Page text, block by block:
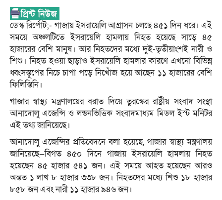
ডেস্ক রির্পোট;- গাজায় ইসরায়েলি আগ্রাসন চলছে ৪৫১ দিন ধরে। এই
সময়ে অঞ্চলটিতে ইসরায়েলি হামলায় নিহত হয়েছে সাড়ে ৪৫
হাজারের বেশি মানুষ। আর নিহতদের মধ্যে দুই-তৃতীয়াংশই নারী ও
শিশু। নিহত হওয়া ছাড়াও ইসরায়েলি হামলার কারণে এখনো বিভিন্ন
ধ্বংসস্তূপের নিচে চাপা পড়ে নিখোঁজ হয়ে আছেন ১১ হাজারের বেশি
ফিলিস্তিনি।
গাজার স্বাস্থ্য মন্ত্রণালয়ের বরাত দিয়ে তুরস্কের রাষ্ট্রীয় সংবাদ সংস্থা
আনাদোলু এজেন্সি ও লন্ডনভিত্তিক সংবাদমাধ্যম মিডল ইস্ট মনিটর
এই তথ্য জানিয়েছে।
আনাদোলু এজেন্সির প্রতিবেদনে বলা হয়েছে, গাজার স্বাস্থ্য মন্ত্রণালয়
জানিয়েছে—বিগত ৪৫০ দিনে গাজায় ইসরায়েলি হামলায় নিহত
হয়েছেন ৪৫ হাজার ৫৪১ জন। এই সময়ে আহত হয়েছেন আরও
অন্তত ১ লাখ ৮ হাজার ৩৩৮ জন। নিহতদের মধ্যে শিশু ১৮ হাজার
৮৫৮ জন এবং নারী ১১ হাজার ৯৪৬ জন।